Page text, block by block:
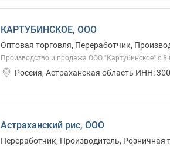
КАРТУБИНСКОЕ, ООО
Оптовая торговля, Переработчик,
Производство и продажа ООО "Картубинское" с
Россия, Астраханская область ИНН:
Астраханский рис, ООО
Переработчик, Производитель, Розничная